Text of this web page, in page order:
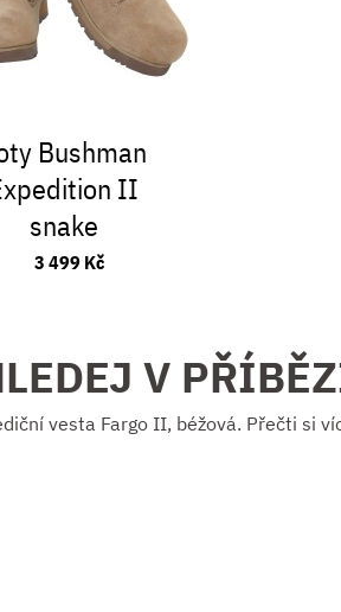
Bushman
II
snake
3 499 Kč
V
vesta Fargo II, béžová. Přečti si